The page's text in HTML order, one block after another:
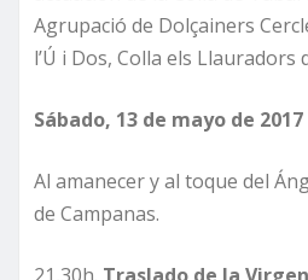
Agrupació de Dolçainers
l’Ú i Dos, Colla els Llauradors
Sábado, 13 de mayo de 2017
Al amanecer y al toque del
de Campanas.